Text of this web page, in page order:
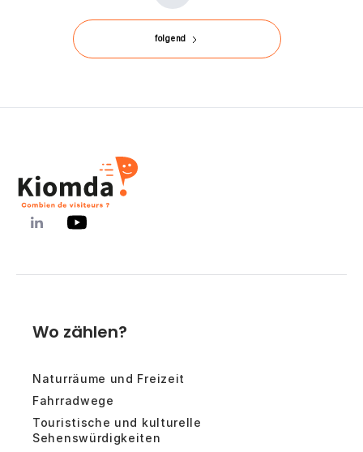
folgend
Wo zählen?
Naturräume und Freizeit
Fahrradwege
Touristische und kulturelle
Sehenswürdigkeiten